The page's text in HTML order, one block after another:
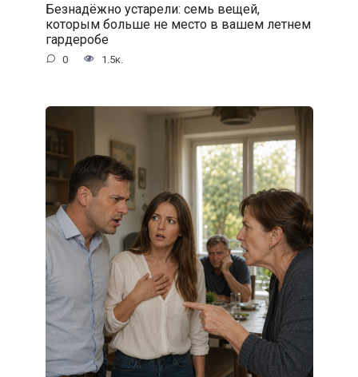
Безнадёжно устарели: семь вещей,
которым больше не место в вашем летнем
гардеробе
0 1.5к.